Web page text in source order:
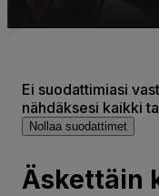
Ei suodattimiasi
nähdäksesi kaikki
Nollaa suodattimet
Äskettäin